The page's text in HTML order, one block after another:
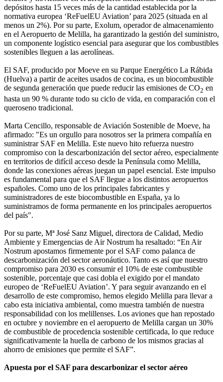
depósitos hasta 15 veces más de la cantidad establecida por la
normativa europea ‘ReFuelEU Aviation’ para 2025 (situada en al
menos un 2%). Por su parte, Exolum, operador de almacenamiento
en el Aeropuerto de Melilla, ha garantizado la gestión del suministro,
un componente logístico esencial para asegurar que los combustibles
sostenibles lleguen a las aerolíneas.
El SAF, producido por Moeve en su Parque Energético La Rábida
(Huelva) a partir de aceites usados de cocina, es un biocombustible
de segunda generación que puede reducir las emisiones de CO2 en
hasta un 90 % durante todo su ciclo de vida, en comparación con el
queroseno tradicional.
Marta Cencillo, responsable de Aviación Sostenible de Moeve, ha
afirmado: "Es un orgullo para nosotros ser la primera compañía en
suministrar SAF en Melilla. Este nuevo hito refuerza nuestro
compromiso con la descarbonización del sector aéreo, especialmente
en territorios de difícil acceso desde la Península como Melilla,
donde las conexiones aéreas juegan un papel esencial. Este impulso
es fundamental para que el SAF llegue a los distintos aeropuertos
españoles. Como uno de los principales fabricantes y
suministradores de este biocombustible en España, ya lo
suministramos de forma permanente en los principales aeropuertos
del país".
Por su parte, Mª José Sanz Miguel, directora de Calidad, Medio
Ambiente y Emergencias de Air Nostrum ha resaltado: “En Air
Nostrum apostamos firmemente por el SAF como palanca de
descarbonización del sector aeronáutico. Tanto es así que nuestro
compromiso para 2030 es consumir el 10% de este combustible
sostenible, porcentaje que casi dobla el exigido por el mandato
europeo de ‘ReFuelEU Aviation’. Y para seguir avanzando en el
desarrollo de este compromiso, hemos elegido Melilla para llevar a
cabo esta iniciativa ambiental, como muestra también de nuestra
responsabilidad con los melillenses. Los aviones que han repostado
en octubre y noviembre en el aeropuerto de Melilla cargan un 30%
de combustible de procedencia sostenible certificada, lo que reduce
significativamente la huella de carbono de los mismos gracias al
ahorro de emisiones que permite el SAF”.
Apuesta por el SAF para descarbonizar el sector aéreo